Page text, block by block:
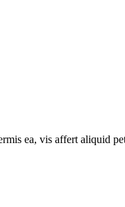
ea, vis affert aliquid